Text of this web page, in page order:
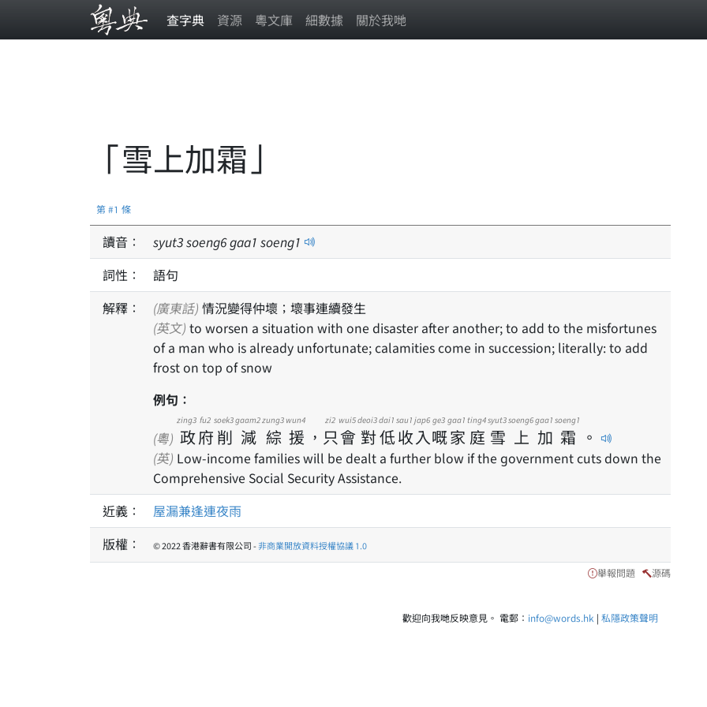
查字典 資源 粵文庫 細數據 關於我哋
「雪上加霜」
第 #1 條
讀音： syut3soeng6gaa1 soeng1
詞性：
語句
解釋：
(廣東話) 情況變得仲壞；壞事連續發生
(英文)
of a man who is already unfortunate; calamities come in succession; literally: to add
frost on top of snow
例句：
(粵) 政
zing3
府
fu2
削
soek3
減
gaam2
綜
zung3
援
wun4
， 只
zi2
會
wui5
對
deoi3
低
dai1
收
sau1
入
jap6
嘅
ge3
家
gaa1
庭
ting4
雪
syut3
上
soeng6
加
gaa1
霜
soeng1
。
(英) Low-income families will be dealt a further blow if the government cuts down the
Comprehensive Social Security Assistance.
近義：
屋漏兼逢連夜雨
版權：
© 2022 香港辭書有限公司 -非商業開放資料授權協議 1.0
舉報問題 源碼
歡迎向我哋反映意見。 電郵： info@words.hk | 私隱政策聲明